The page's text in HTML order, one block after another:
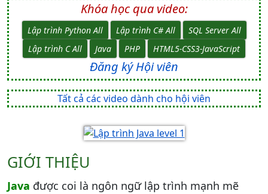
Khóa học qua video:
Lập trình Python All Lập trình C# All
SQL Server All
Lập trình C All
Java PHP HTML5-CSS3-JavaScript
Đăng ký Hội viên
Tất cả các video dành cho hội viên
GIỚI THIỆU
Java được coi là ngôn ngữ lập trình mạnh mẽ